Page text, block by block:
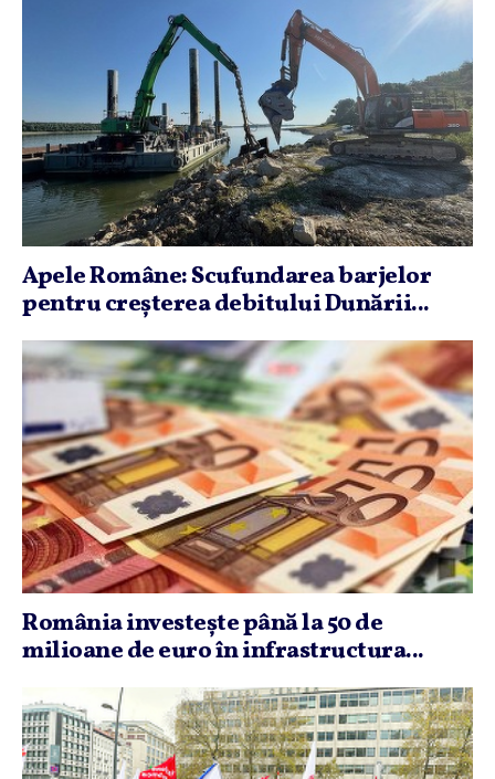
Apele Române: Scufundarea barjelor
pentru creşterea debitului Dunării...
România investeşte până la 50 de
milioane de euro în infrastructura...